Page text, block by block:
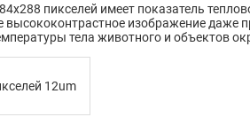
пикселей имеет показатель
высококонтрастное изображение
тела животного и объектов
12um